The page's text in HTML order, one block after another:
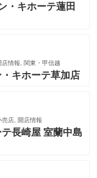
・キホーテ蓮田
情報, 関東・甲信越
キホーテ草加店
店, 開店情報
テ長崎屋 室蘭中島